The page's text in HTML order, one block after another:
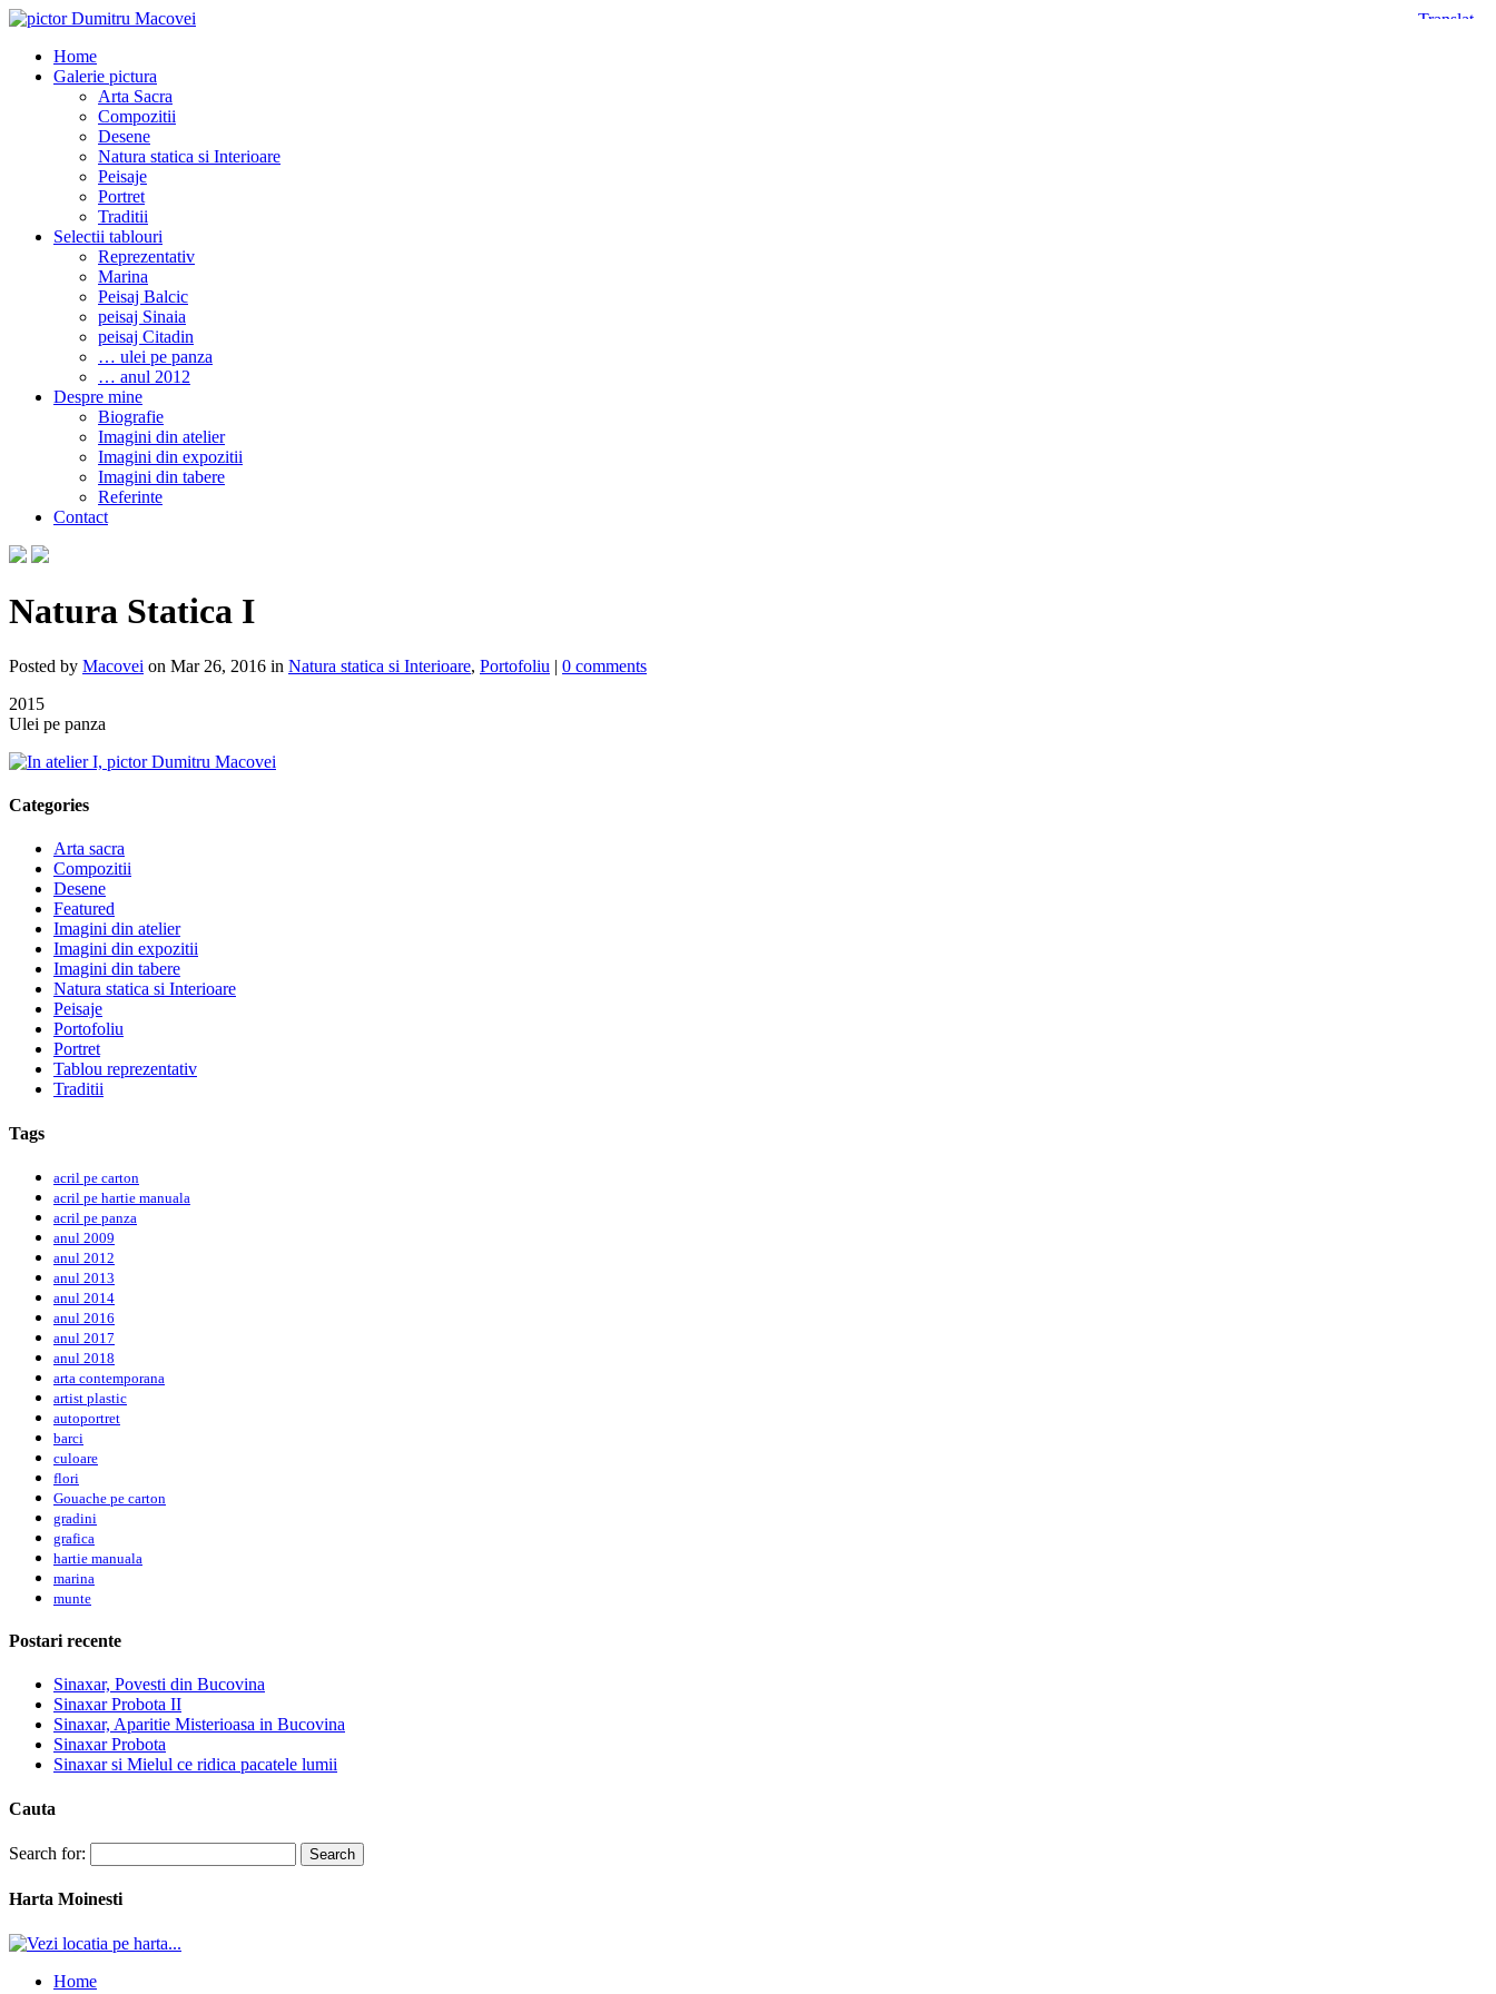
Home
Galerie pictura
Arta Sacra
Compozitii
Desene
Natura statica si Interioare
Peisaje
Portret
Traditii
Selectii tablouri
Reprezentativ
Marina
Peisaj Balcic
peisaj Sinaia
peisaj Citadin
… ulei pe panza
… anul 2012
Despre mine
Biografie
Imagini din atelier
Imagini din expozitii
Imagini din tabere
Referinte
Contact
Natura Statica I
Posted by Macovei on Mar 26, 2016 in Natura statica si Interioare, Portofoliu | 0 comments
2015
Ulei pe panza
Categories
Arta sacra
Compozitii
Desene
Featured
Imagini din atelier
Imagini din expozitii
Imagini din tabere
Natura statica si Interioare
Peisaje
Portofoliu
Portret
Tablou reprezentativ
Traditii
Tags
acril pe carton
acril pe hartie manuala
acril pe panza
anul 2009
anul 2012
anul 2013
anul 2014
anul 2016
anul 2017
anul 2018
arta contemporana
artist plastic
autoportret
barci
culoare
flori
Gouache pe carton
gradini
grafica
hartie manuala
marina
munte
Postari recente
Sinaxar, Povesti din Bucovina
Sinaxar Probota II
Sinaxar, Aparitie Misterioasa in Bucovina
Sinaxar Probota
Sinaxar si Mielul ce ridica pacatele lumii
Cauta
Search for:
Harta Moinesti
Home